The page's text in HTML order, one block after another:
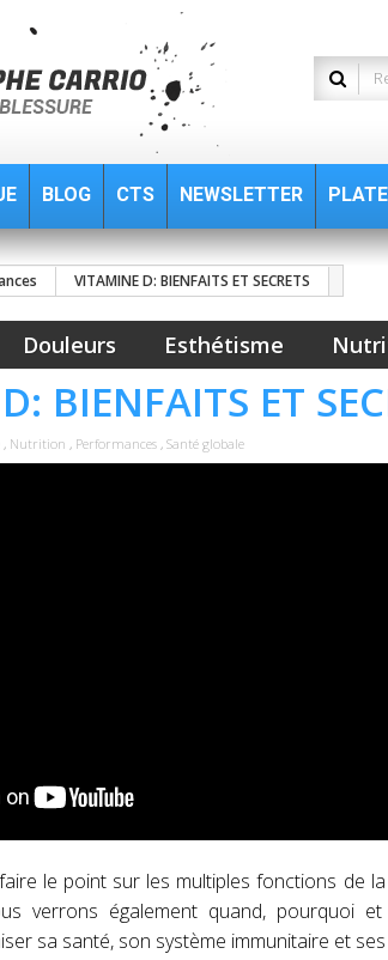
BLOG CTS NEWSLETTER
VITAMINE D: BIENFAITS ET SECRETS
Douleurs Esthétisme
BIENFAITS ET
, Nutrition , Performances , Santé globale
le point sur les multiples fonctions de
verrons également quand, pourquoi
sa santé, son système immunitaire et